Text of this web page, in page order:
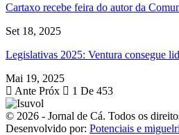
Cartaxo recebe feira do autor da
Set 18, 2025
Legislativas 2025: Ventura consegue
Mai 19, 2025
Ante Próx 1 De 453
© 2026 - Jornal de Cá. Todos os
Desenvolvido por: Potenciais e